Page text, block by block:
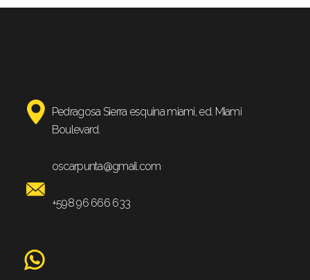
Pedragosa Sierra esquina miami, ed. Miami
Boulevard.
oscarpunta@gmail.com
+598 96 666 633